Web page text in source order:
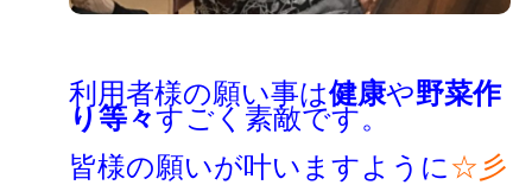
利用者様の願い事は健康や野菜作
り等々すごく素敵です。
皆様の願いが叶いますように☆彡